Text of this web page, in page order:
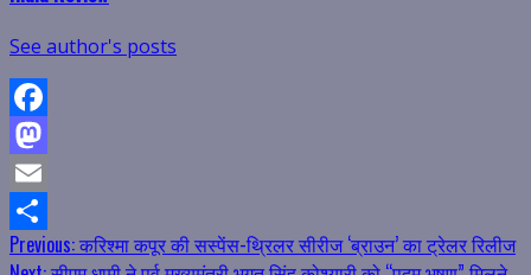
See author's posts
Facebook
Mastodon
Email
Share
Continue
Previous:करिश्मा कपूर की सस्पेंस-थ्रिलर सीरीज ‘ब्राउन’ का ट्रेलर रिलीज